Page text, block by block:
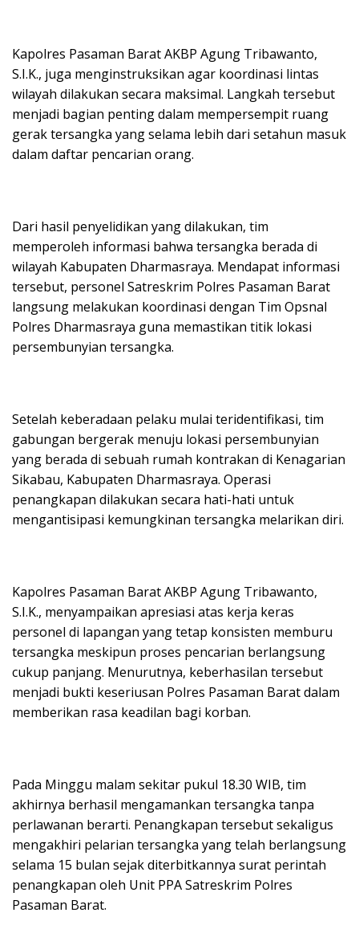
Kapolres Pasaman Barat AKBP Agung Tribawanto,
S.I.K., juga menginstruksikan agar koordinasi lintas
wilayah dilakukan secara maksimal. Langkah tersebut
menjadi bagian penting dalam mempersempit ruang
gerak tersangka yang selama lebih dari setahun masuk
dalam daftar pencarian orang.
Dari hasil penyelidikan yang dilakukan, tim
memperoleh informasi bahwa tersangka berada di
wilayah Kabupaten Dharmasraya. Mendapat informasi
tersebut, personel Satreskrim Polres Pasaman Barat
langsung melakukan koordinasi dengan Tim Opsnal
Polres Dharmasraya guna memastikan titik lokasi
persembunyian tersangka.
Setelah keberadaan pelaku mulai teridentifikasi, tim
gabungan bergerak menuju lokasi persembunyian
yang berada di sebuah rumah kontrakan di Kenagarian
Sikabau, Kabupaten Dharmasraya. Operasi
penangkapan dilakukan secara hati-hati untuk
mengantisipasi kemungkinan tersangka melarikan diri.
Kapolres Pasaman Barat AKBP Agung Tribawanto,
S.I.K., menyampaikan apresiasi atas kerja keras
personel di lapangan yang tetap konsisten memburu
tersangka meskipun proses pencarian berlangsung
cukup panjang. Menurutnya, keberhasilan tersebut
menjadi bukti keseriusan Polres Pasaman Barat dalam
memberikan rasa keadilan bagi korban.
Pada Minggu malam sekitar pukul 18.30 WIB, tim
akhirnya berhasil mengamankan tersangka tanpa
perlawanan berarti. Penangkapan tersebut sekaligus
mengakhiri pelarian tersangka yang telah berlangsung
selama 15 bulan sejak diterbitkannya surat perintah
penangkapan oleh Unit PPA Satreskrim Polres
Pasaman Barat.